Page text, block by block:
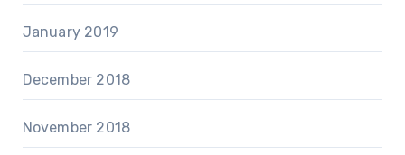
January 2019
December 2018
November 2018